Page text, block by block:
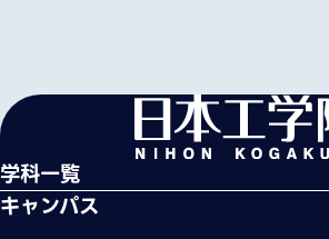
学科一覧
キャンパス